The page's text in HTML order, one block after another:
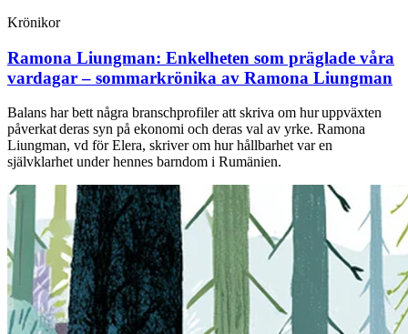
Krönikor
Ramona Liungman: Enkelheten som präglade våra
vardagar – sommarkrönika av Ramona Liungman
Balans har bett några branschprofiler att skriva om hur uppväxten
påverkat deras syn på ekonomi och deras val av yrke. Ramona
Liungman, vd för Elera, skriver om hur hållbarhet var en
självklarhet under hennes barndom i Rumänien.